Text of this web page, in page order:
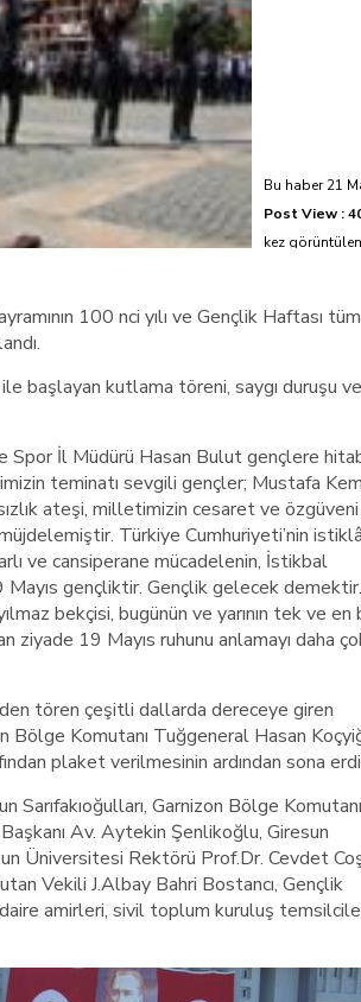
kaybetti
Bu haber 21
Post View :
kez
100 nci yılı ve Gençlik Haftası
başlayan kutlama töreni, saygı duruşu ve
Spor İl Müdürü Hasan Bulut gençlere
teminatı sevgili gençler; Mustafa
ateşi, milletimizin cesaret ve
Türkiye Cumhuriyeti’nin
ve cansiperane mücadelenin, İstikbal
Mayıs gençliktir. Gençlik gelecek
bekçisi, bugünün ve yarının tek ve en
ziyade 19 Mayıs ruhunu anlamayı daha
tören çeşitli dallarda dereceye giren
Bölge Komutanı Tuğgeneral Hasan
plaket verilmesinin ardından sona
Garnizon Bölge Komutanı
Av. Aytekin Şenlikoğlu, Giresun
Üniversitesi Rektörü Prof.Dr. Cevdet
Vekili J.Albay Bahri Bostancı, Gençlik
amirleri, sivil toplum kuruluş